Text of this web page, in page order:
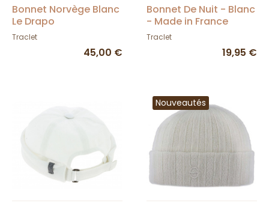
Bonnet Norvège Blanc
Le Drapo
Traclet
45,00 €
Bonnet De Nuit - Blanc
- Made in France
Traclet
19,95 €
Nouveautés